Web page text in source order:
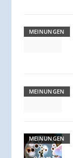
MEINUNGEN
MEINUNGEN
MEINUNGEN